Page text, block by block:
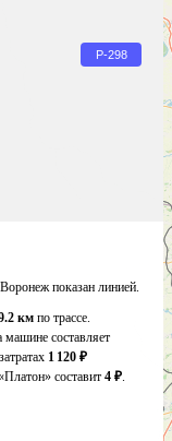
Р-298
показан линией.
км по трассе.
машине составляет
1 120 ₽
составит 4 ₽.